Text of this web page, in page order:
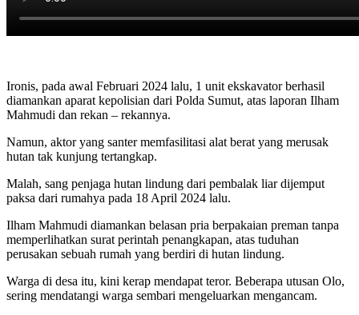
Ironis, pada awal Februari 2024 lalu, 1 unit ekskavator berhasil
diamankan aparat kepolisian dari Polda Sumut, atas laporan Ilham
Mahmudi dan rekan – rekannya.
Namun, aktor yang santer memfasilitasi alat berat yang merusak
hutan tak kunjung tertangkap.
Malah, sang penjaga hutan lindung dari pembalak liar dijemput
paksa dari rumahya pada 18 April 2024 lalu.
Ilham Mahmudi diamankan belasan pria berpakaian preman tanpa
memperlihatkan surat perintah penangkapan, atas tuduhan
perusakan sebuah rumah yang berdiri di hutan lindung.
Warga di desa itu, kini kerap mendapat teror. Beberapa utusan Olo,
sering mendatangi warga sembari mengeluarkan mengancam.